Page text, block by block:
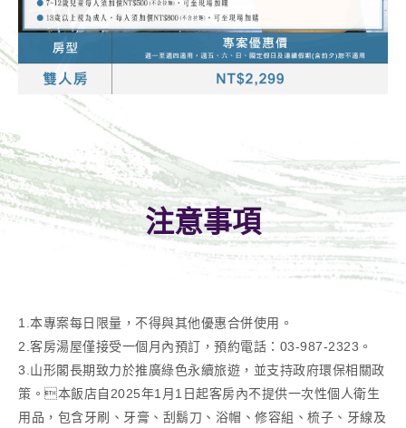
注意事項
1.本專案每日限量，不得與其他優惠合併使用。
2.客房湯屋僅接受一個月內預訂，預約電話：03-987-2323。
3.山形閣長期致力於推廣綠色永續旅遊，並支持政府環保相關政
策。本飯店自2025年1月1日起客房內不提供一次性個人衛生
用品，包含牙刷、牙膏、刮鬍刀、浴帽、修容組、梳子、牙線及